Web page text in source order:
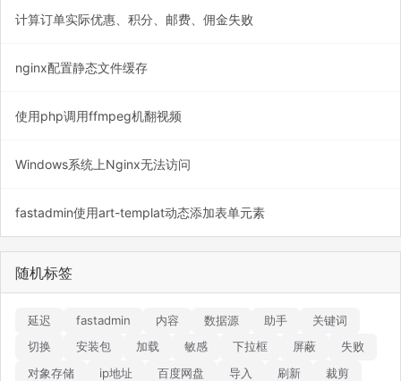
计算订单实际优惠、积分、邮费、佣金失败
nginx配置静态文件缓存
使用php调用ffmpeg机翻视频
Windows系统上Nginx无法访问
fastadmin使用art-templat动态添加表单元素
随机标签
延迟 fastadmin 内容 数据源 助手
关键词
切换
安装包 加载 敏感 下拉框 屏蔽
失败
对象存储
ip地址 百度网盘 导入 刷新 裁剪